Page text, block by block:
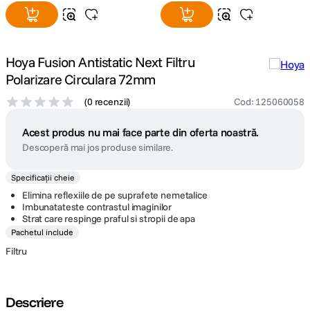
Hoya Fusion Antistatic Next Filtru
Polarizare Circulara 72mm
(0 recenzii) Cod: 125060058
Acest produs nu mai face parte din oferta noastră.
Descoperă mai jos produse similare.
Specificații cheie
Elimina reflexiile de pe suprafete nemetalice
Imbunatateste contrastul imaginilor
Strat care respinge praful si stropii de apa
Pachetul include
Filtru
Descriere